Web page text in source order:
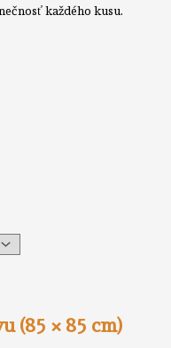
každého kusu.
(85 × 85 cm)